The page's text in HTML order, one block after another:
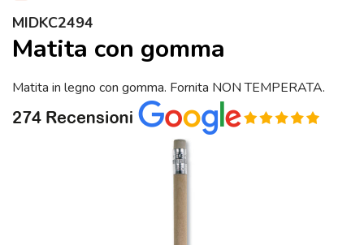
Home » Penne Personalizzate con LOGO, Matite, Pastelli,
(MIDKC2494)
MIDKC2494
Matita con gomma
Matita in legno con gomma. Fornita NON TEMPERATA.